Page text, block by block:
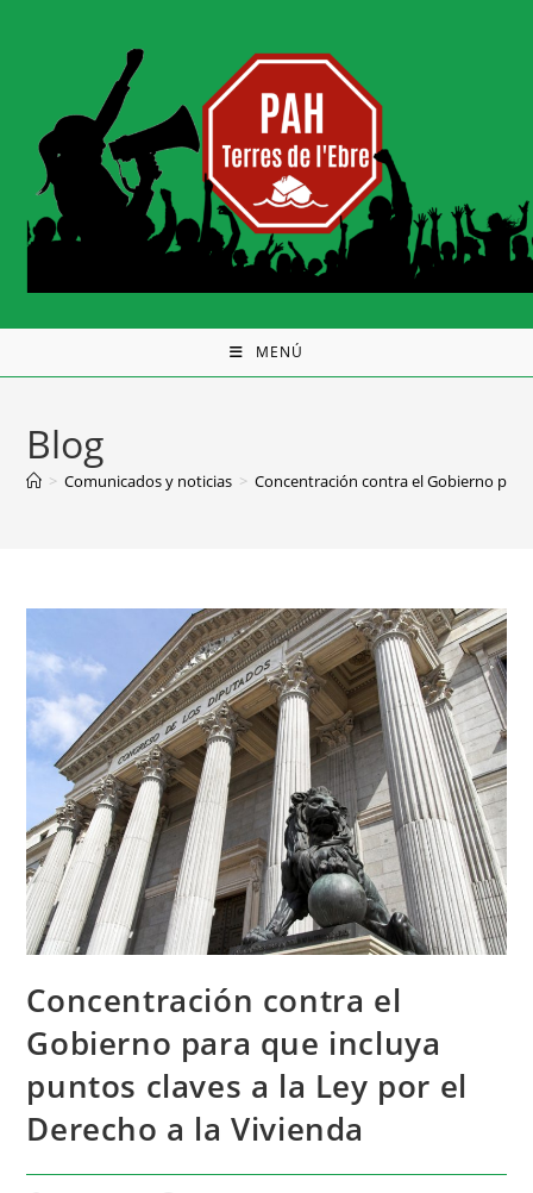
MENÚ
Blog
> Comunicados y noticias > Concentración contra el Gobierno
Concentración contra el
Gobierno para que incluya
puntos claves a la Ley por el
Derecho a la Vivienda